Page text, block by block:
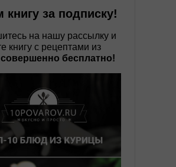
книгу за подписку!
на нашу рассылку и
книгу с рецептами из
совершенно бесплатно!